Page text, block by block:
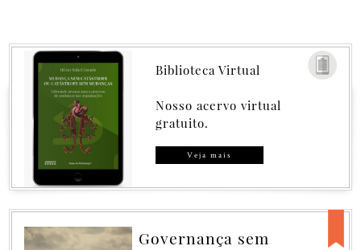
Biblioteca Virtual
Nosso acervo virtual
gratuito.
Veja mais
Governança sem